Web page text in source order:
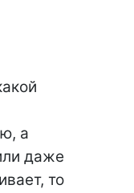
а
даже
то